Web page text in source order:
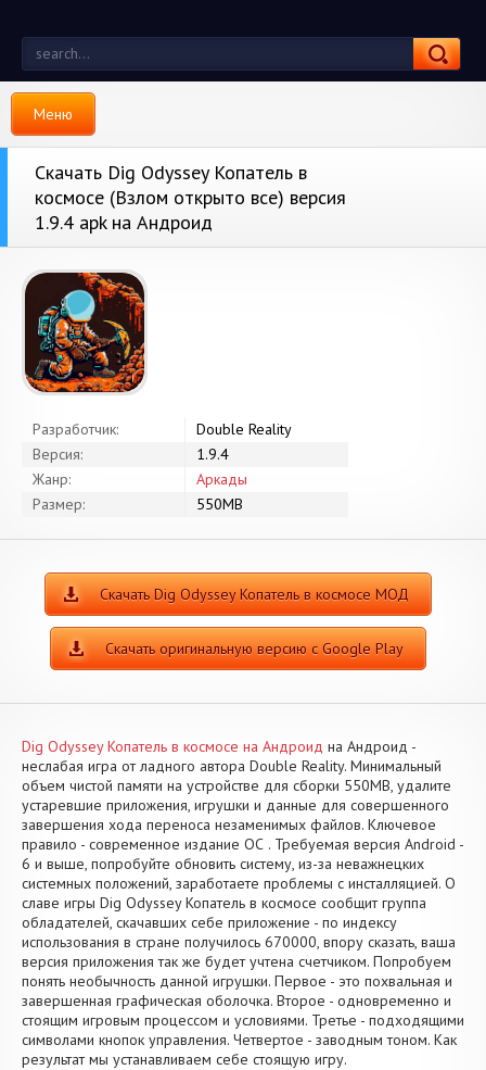
Меню
Скачать Dig Odyssey Копатель в
космосе (Взлом открыто все) версия
1.9.4 apk на Андроид
Разработчик:
Double Reality
Версия:
1.9.4
Жанр:
Аркады
Размер:
550MB
Скачать Dig Odyssey Копатель в космосе МОД
Скачать оригинальную версию с Google Play
Dig Odyssey Копатель в космосе на Андроид на Андроид -
неслабая игра от ладного автора Double Reality. Минимальный
объем чистой памяти на устройстве для сборки 550MB, удалите
устаревшие приложения, игрушки и данные для совершенного
завершения хода переноса незаменимых файлов. Ключевое
правило - современное издание ОС . Требуемая версия Android -
6 и выше, попробуйте обновить систему, из-за неважнецких
системных положений, заработаете проблемы с инсталляцией. О
славе игры Dig Odyssey Копатель в космосе сообщит группа
обладателей, скачавших себе приложение - по индексу
использования в стране получилось 670000, впору сказать, ваша
версия приложения так же будет учтена счетчиком. Попробуем
понять необычность данной игрушки. Первое - это похвальная и
завершенная графическая оболочка. Второе - одновременно и
стоящим игровым процессом и условиями. Третье - подходящими
символами кнопок управления. Четвертое - заводным тоном. Как
результат мы устанавливаем себе стоящую игру.